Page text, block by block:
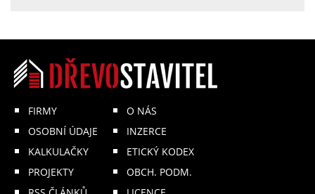
FIRMY
OSOBNÍ ÚDAJE
KALKULAČKY
PROJEKTY
O NÁS
INZERCE
ETICKÝ KODEX
OBCH. PODM.